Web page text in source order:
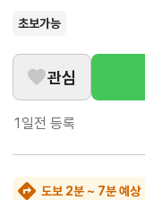
초보가능
관심
1일전 등록
도보 2분 ~ 7분 예상